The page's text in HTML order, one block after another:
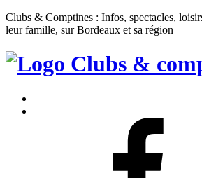
Clubs & Comptines : Infos, spectacles,
leur famille, sur Bordeaux et sa région
Clubs
Comptines